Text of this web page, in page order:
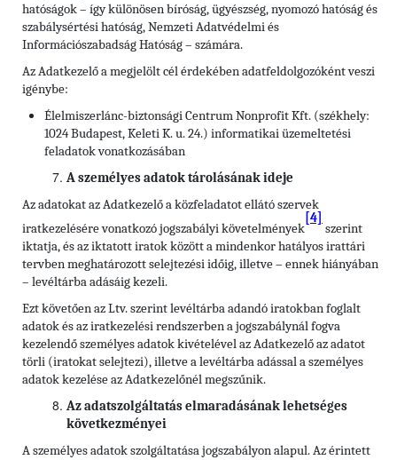
hatóságok – így különösen bíróság, ügyészség, nyomozó hatóság és
szabálysértési hatóság, Nemzeti Adatvédelmi és
Információszabadság Hatóság – számára.
Az Adatkezelő a megjelölt cél érdekében adatfeldolgozóként veszi
igénybe:
Élelmiszerlánc-biztonsági Centrum Nonprofit Kft. (székhely:
1024 Budapest, Keleti K. u. 24.) informatikai üzemeltetési
feladatok vonatkozásában
A személyes adatok tárolásának ideje
Az adatokat az Adatkezelő a közfeladatot ellátó szervek
iratkezelésére vonatkozó jogszabályi követelmények
[4]
szerint
iktatja, és az iktatott iratok között a mindenkor hatályos irattári
tervben meghatározott selejtezési időig, illetve – ennek hiányában
– levéltárba adásáig kezeli.
Ezt követően az Ltv. szerint levéltárba adandó iratokban foglalt
adatok és az iratkezelési rendszerben a jogszabálynál fogva
kezelendő személyes adatok kivételével az Adatkezelő az adatot
törli (iratokat selejtezi), illetve a levéltárba adással a személyes
adatok kezelése az Adatkezelőnél megszűnik.
Az adatszolgáltatás elmaradásának lehetséges
következményei
A személyes adatok szolgáltatása jogszabályon alapul. Az érintett